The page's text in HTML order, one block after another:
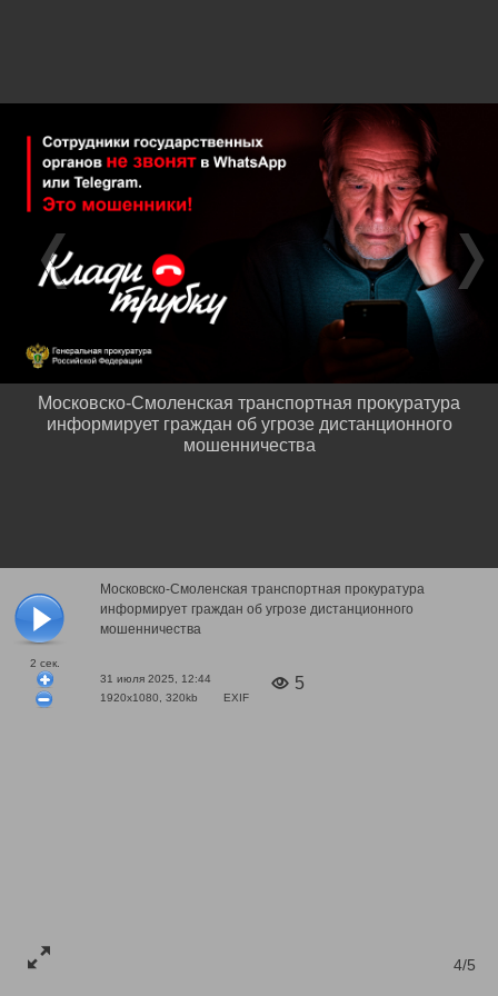
2 сек.
Московско-Смоленская транспортная прокуратура
информирует граждан об угрозе дистанционного
мошенничества
31 июля 2025, 12:44
1920x1080, 320kb
EXIF
5
4/5
Московско-Смоленская транспортная прокуратура
информирует граждан об угрозе дистанционного
мошенничества